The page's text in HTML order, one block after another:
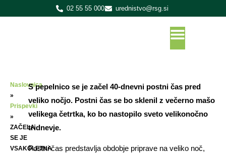
02 55 55 000 urednistvo@rsg.si
Naslovnica
»
Prispevki
»
ZAČELA
SE JE
VSAKOLETNA
S pepelnico se je začel 40-dnevni postni čas pred
veliko nočjo. Postni čas se bo sklenil z večerno mašo
velikega četrtka, ko bo nastopilo sveto velikonočno
tridnevje.
Postni čas predstavlja obdobje priprave na veliko noč,